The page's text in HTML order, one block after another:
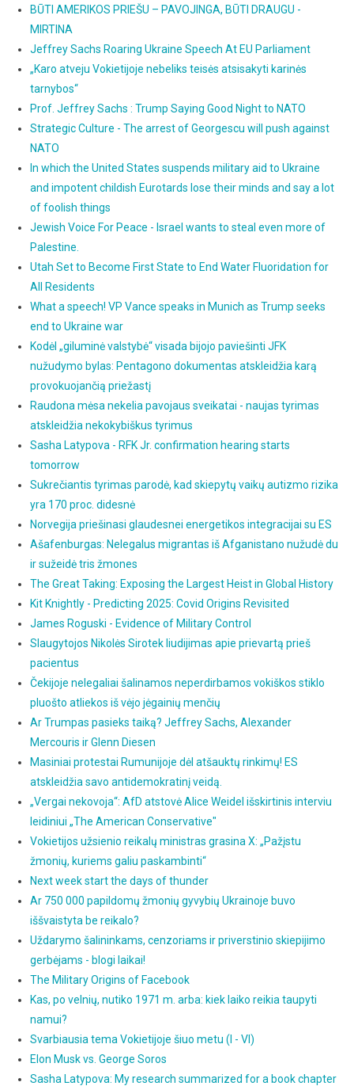
BŪTI AMERIKOS PRIEŠU – PAVOJINGA, BŪTI DRAUGU -
MIRTINA
Jeffrey Sachs Roaring Ukraine Speech At EU Parliament
„Karo atveju Vokietijoje nebeliks teisės atsisakyti karinės
tarnybos“
Prof. Jeffrey Sachs : Trump Saying Good Night to NATO
Strategic Culture - The arrest of Georgescu will push against
NATO
In which the United States suspends military aid to Ukraine
and impotent childish Eurotards lose their minds and say a lot
of foolish things
Jewish Voice For Peace - Israel wants to steal even more of
Palestine.
Utah Set to Become First State to End Water Fluoridation for
All Residents
What a speech! VP Vance speaks in Munich as Trump seeks
end to Ukraine war
Kodėl „giluminė valstybė“ visada bijojo paviešinti JFK
nužudymo bylas: Pentagono dokumentas atskleidžia karą
provokuojančią priežastį
Raudona mėsa nekelia pavojaus sveikatai - naujas tyrimas
atskleidžia nekokybiškus tyrimus
Sasha Latypova - RFK Jr. confirmation hearing starts
tomorrow
Sukrečiantis tyrimas parodė, kad skiepytų vaikų autizmo rizika
yra 170 proc. didesnė
Norvegija priešinasi glaudesnei energetikos integracijai su ES
Ašafenburgas: Nelegalus migrantas iš Afganistano nužudė du
ir sužeidė tris žmones
The Great Taking: Exposing the Largest Heist in Global History
Kit Knightly - Predicting 2025: Covid Origins Revisited
James Roguski - Evidence of Military Control
Slaugytojos Nikolės Sirotek liudijimas apie prievartą prieš
pacientus
Čekijoje nelegaliai šalinamos neperdirbamos vokiškos stiklo
pluošto atliekos iš vėjo jėgainių menčių
Ar Trumpas pasieks taiką? Jeffrey Sachs, Alexander
Mercouris ir Glenn Diesen
Masiniai protestai Rumunijoje dėl atšauktų rinkimų! ES
atskleidžia savo antidemokratinį veidą.
„Vergai nekovoja“: AfD atstovė Alice Weidel išskirtinis interviu
leidiniui „The American Conservative"
Vokietijos užsienio reikalų ministras grasina X: „Pažįstu
žmonių, kuriems galiu paskambinti“
Next week start the days of thunder
Ar 750 000 papildomų žmonių gyvybių Ukrainoje buvo
iššvaistyta be reikalo?
Uždarymo šalininkams, cenzoriams ir priverstinio skiepijimo
gerbėjams - blogi laikai!
The Military Origins of Facebook
Kas, po velnių, nutiko 1971 m. arba: kiek laiko reikia taupyti
namui?
Svarbiausia tema Vokietijoje šiuo metu (I - VI)
Elon Musk vs. George Soros
Sasha Latypova: My research summarized for a book chapter